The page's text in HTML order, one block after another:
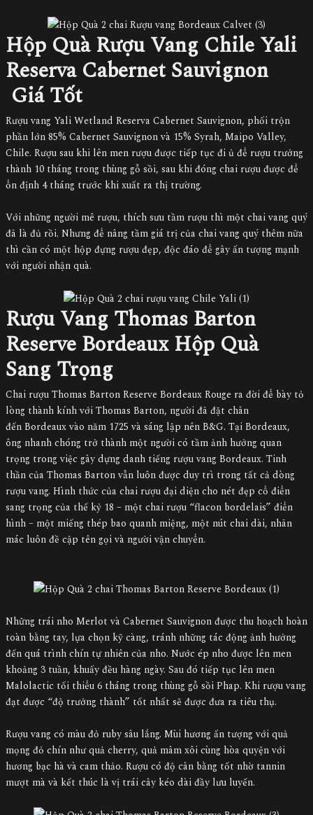
Hộp Quà Rượu Vang Chile Yali
Reserva Cabernet Sauvignon
Giá Tốt
Rượu vang Yali Wetland Reserva Cabernet Sauvignon, phối trộn
phần lớn 85% Cabernet Sauvignon và 15% Syrah, Maipo Valley,
Chile. Rượu sau khi lên men rượu được tiếp tục đi ủ để rượu trưởng
thành 10 tháng trong thùng gỗ sồi, sau khi đóng chai rượu được để
ổn định 4 tháng trước khi xuất ra thị trường.
Với những người mê rượu, thích sưu tầm rượu thì một chai vang quý
đã là đủ rồi. Nhưng để nâng tầm giá trị của chai vang quý thêm nữa
thì cần có một hộp đựng rượu đẹp, độc đáo để gây ấn tượng mạnh
với người nhận quà.
Rượu Vang Thomas Barton
Reserve Bordeaux Hộp Quà
Sang Trọng
Chai rượu Thomas Barton Reserve Bordeaux Rouge ra đời để bày tỏ
lòng thành kính với Thomas Barton, người đã đặt chân
đến Bordeaux vào năm 1725 và sáng lập nên B&G. Tại Bordeaux,
ông nhanh chóng trở thành một người có tầm ảnh hưởng quan
trọng trong việc gây dựng danh tiếng rượu vang Bordeaux. Tinh
thần của Thomas Barton vẫn luôn được duy trì trong tất cả dòng
rượu vang. Hình thức của chai rượu đại diện cho nét đẹp cổ điển
sang trọng của thế kỷ 18 – một chai rượu “flacon bordelais” điển
hình – một miếng thép bao quanh miệng, một nút chai dài, nhãn
mác luôn đề cập tên gọi và người vận chuyển.
Những trái nho Merlot và Cabernet Sauvignon được thu hoạch hoàn
toàn bằng tay, lựa chọn kỹ càng, tránh những tác động ảnh hưởng
đến quá trình chín tự nhiên của nho. Nước ép nho được lên men
khoảng 3 tuần, khuấy đều hàng ngày. Sau đó tiếp tục lên men
Malolactic tối thiểu 6 tháng trong thùng gỗ sồi Phap. Khi rượu vang
đạt được “độ trưởng thành” tốt nhất sẽ được đưa ra tiêu thụ.
Rượu vang có màu đỏ ruby sâu lắng. Mùi hương ấn tượng với quả
mọng đỏ chín như quả cherry, quả mâm xôi cùng hòa quyện với
hương bạc hà và cam thảo. Rượu có độ cân bằng tốt nhờ tannin
mượt mà và kết thúc là vị trái cây kéo dài đầy lưu luyến.